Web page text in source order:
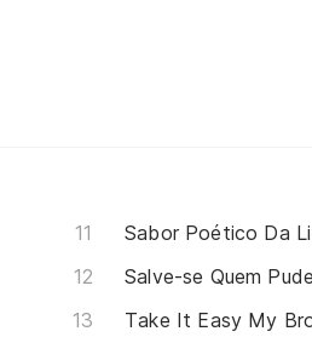
Sabor Poético Da
Salve-se Quem
Take It Easy My